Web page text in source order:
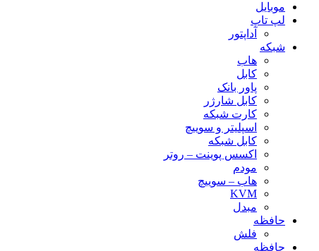
موبایل
لپ تاپ
آداپتور
شبکه
هاب
کابل
پاور بانک
کابل شارژر
کارت شبکه
اسپلیتر و سوییچ
کابل شبکه
اکسس پوینت – روتر
مودم
هاب – سوییچ
KVM
مبدل
حافظه
فلش
حافظه